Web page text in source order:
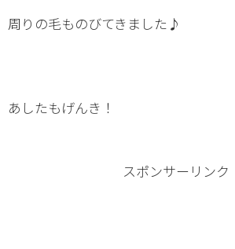
周りの毛ものびてきました♪
あしたもげんき！
スポンサーリンク